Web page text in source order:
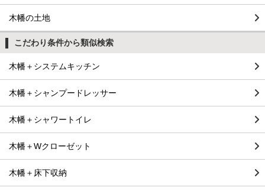
木幡の土地
こだわり条件から類似検索
木幡＋システムキッチン
木幡＋シャンプードレッサー
木幡＋シャワートイレ
木幡＋Wクローゼット
木幡＋床下収納